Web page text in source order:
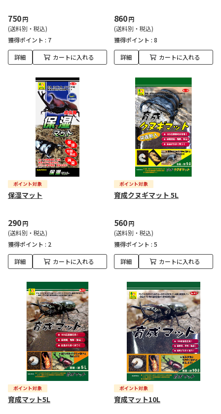
750円
(送料別・税込)
獲得ポイント : 7
詳細 カートに入れる
860円
(送料別・税込)
獲得ポイント : 8
詳細 カートに入れる
保湿マット
290円
(送料別・税込)
獲得ポイント : 2
詳細 カートに入れる
育成クヌギマット 5L
560円
(送料別・税込)
獲得ポイント : 5
詳細 カートに入れる
育成マット5L 育成マット10L